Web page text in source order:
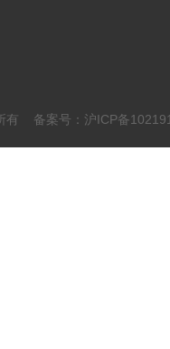
有 备案号：沪ICP备